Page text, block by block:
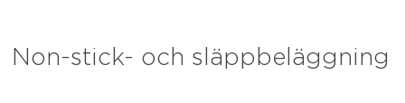
Non-stick- och släppbeläggning